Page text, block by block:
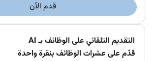
قدم الآن
التقديم التلقائي على الوظائف بـ AI
قدّم على عشرات الوظائف بنقرة واحدة